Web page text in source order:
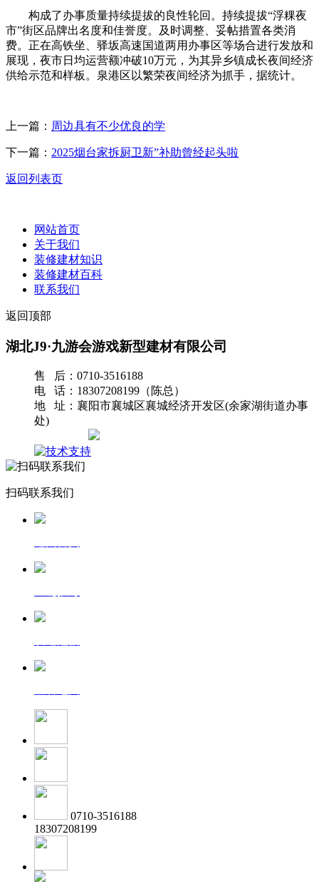
构成了办事质量持续提拔的良性轮回。持续提拔“浮粿夜
市”街区品牌出名度和佳誉度。及时调整、妥帖措置各类消
费。正在高铁坐、驿坂高速国道两用办事区等场合进行发放和
展现，夜市日均运营额冲破10万元，为其异乡镇成长夜间经济
供给示范和样板。泉港区以繁荣夜间经济为抓手，据统计。
上一篇： 周边具有不少优良的学
下一篇： 2025烟台家拆厨卫新”补助曾经起头啦
返回列表页
网站首页
关于我们
装修建材知识
装修建材百科
联系我们
返回顶部
湖北J9·九游会游戏新型建材有限公司
售 后：0710-3516188
电 话：18307208199（陈总）
地 址：襄阳市襄城区襄城经济开发区(余家湖街道办事
处)
扫码联系我们
0710-3516188
18307208199